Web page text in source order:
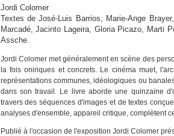
Jordi Colomer
Textes de José-Luis Barrios, Marie-Ange
Marcadé, Jacinto Lageira, Gloria Picazo, Marti
Assche.
Jordi Colomer met généralement en scène des
la fois oniriques et concrets. Le cinéma muet,
représentations communes, idéologiques ou
dans son travail. Le livre aborde une quinzaine
travers des séquences d'images et de textes
analyses d'ensemble, appareil critique, complètent
Publié à l'occasion de l'exposition Jordi Colomer